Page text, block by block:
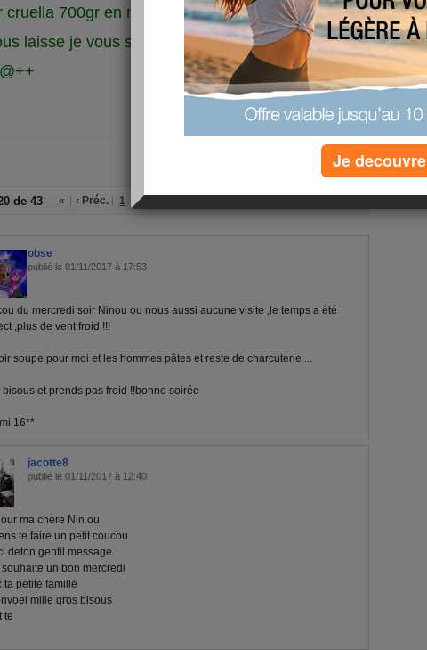
cruella 700gr en moins,
laisse je vous souhaite un bon lundi
(43) commentaires
de 43 « ‹ Préc. 1 2
obse
publié le 01/11/2017 à 17:53
du mercredi soir Ninou ou nous aussi aucune visite ,le temps a été
,plus de vent froid !!!
soupe pour moi et les hommes pâtes et reste de charcuterie ...
bisous et prends pas froid !!bonne soirée
16**
jacotte8
publié le 01/11/2017 à 12:40
ma chère Nin ou
te faire un petit coucou
deton gentil message
souhaite un bon mercredi
ta petite famille
mille gros bisous
te
Je decouvre